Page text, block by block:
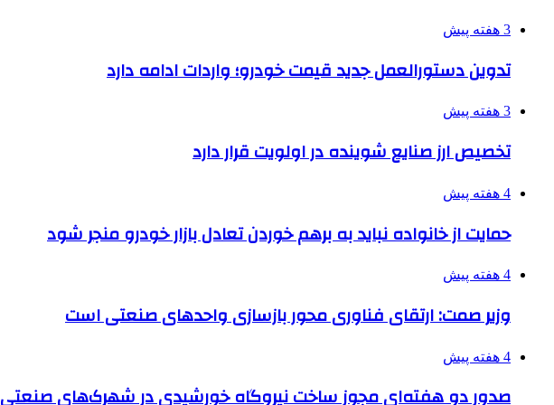
3 هفته پیش
تدوین دستورالعمل جدید قیمت خودرو؛ واردات ادامه دارد
3 هفته پیش
تخصیص ارز صنایع شوینده در اولویت قرار دارد
4 هفته پیش
حمایت از خانواده نباید به برهم خوردن تعادل بازار خودرو منجر شود
4 هفته پیش
وزیر صمت: ارتقای فناوری محور بازسازی واحدهای صنعتی است
4 هفته پیش
صدور دو هفته‌ای مجوز ساخت نیروگاه خورشیدی در شهرک‌های صنعتی